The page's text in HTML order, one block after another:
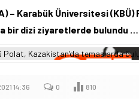
Fatih Mahallesi Sakinleri
ettiler.
– Karabük Üniversitesi
bir dizi ziyaretlerde bulundu …
14:36 0 810